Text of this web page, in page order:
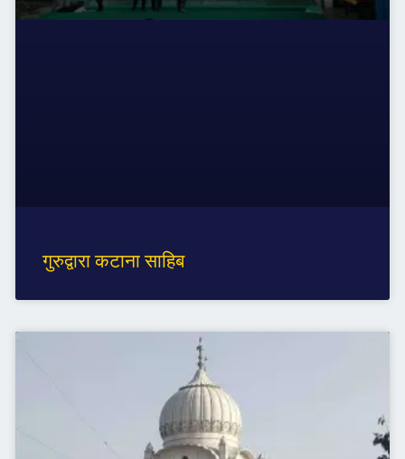
गुरुद्वारा कटाना साहिब